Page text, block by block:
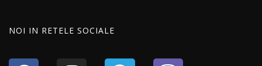
NOI IN RETELE SOCIALE